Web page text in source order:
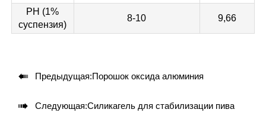
PH (1%
суспензия)
8-10 9,66
 Предыдущая:Порошок оксида алюминия
 Следующая:Силикагель для стабилизации пива